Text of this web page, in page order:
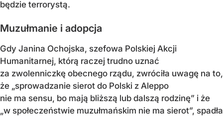
będzie terrorystą.
Muzułmanie i adopcja
Gdy Janina Ochojska, szefowa Polskiej Akcji
Humanitarnej, którą raczej trudno uznać
za zwolenniczkę obecnego rządu, zwróciła uwagę na to,
że „sprowadzanie sierot do Polski z Aleppo
nie ma sensu, bo mają bliższą lub dalszą rodzinę” i że
„w społeczeństwie muzułmańskim nie ma sierot”, spadła